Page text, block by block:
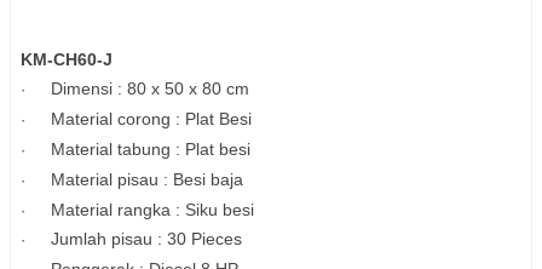
KM-CH60-J
· Dimensi : 80 x 50 x 80 cm
· Material corong : Plat Besi
· Material tabung : Plat besi
· Material pisau : Besi baja
· Material rangka : Siku besi
· Jumlah pisau : 30 Pieces